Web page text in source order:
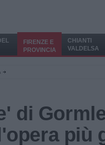
FIRENZE E
PROVINCIA
CHIANTI
VALDELSA
di
più